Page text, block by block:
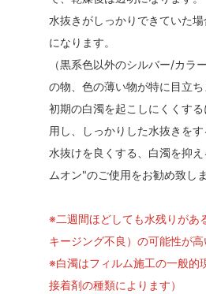
水抜きがしっかりできていた
になります。
（黒系色以外のシルバー/カラ
の物、色の薄い物が特に目立ち
初期の白濁を起こしにくくす
用し、しっかりした水抜きをす
水抜けを良くする、白濁を抑
ムオン"のご使用をお勧め致しま
※二週間ほどしても水残りがあ
キージング不良）の可能性が高
※白濁はフィルム施工の一般的
接着剤の種類によります）